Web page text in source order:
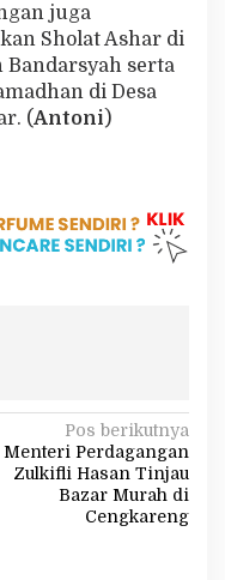
juga
Sholat Ashar di
serta
di Desa
(Antoni)
Pos berikutnya
Menteri Perdagangan
Zulkifli Hasan Tinjau
Bazar Murah di
Cengkareng